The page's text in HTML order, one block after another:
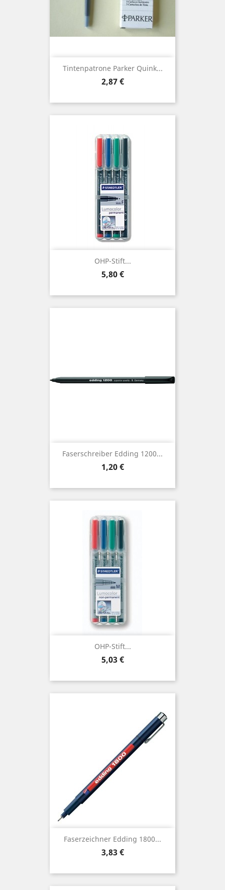
Tintenpatrone Parker Quink...
Preis
2,87 €
OHP-Stift...
Preis
5,80 €
Faserschreiber Edding 1200...
Preis
1,20 €
OHP-Stift...
Preis
5,03 €
Faserzeichner Edding 1800...
Preis
3,83 €